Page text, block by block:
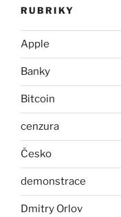
RUBRIKY
Apple
Banky
Bitcoin
cenzura
Česko
demonstrace
Dmitry Orlov